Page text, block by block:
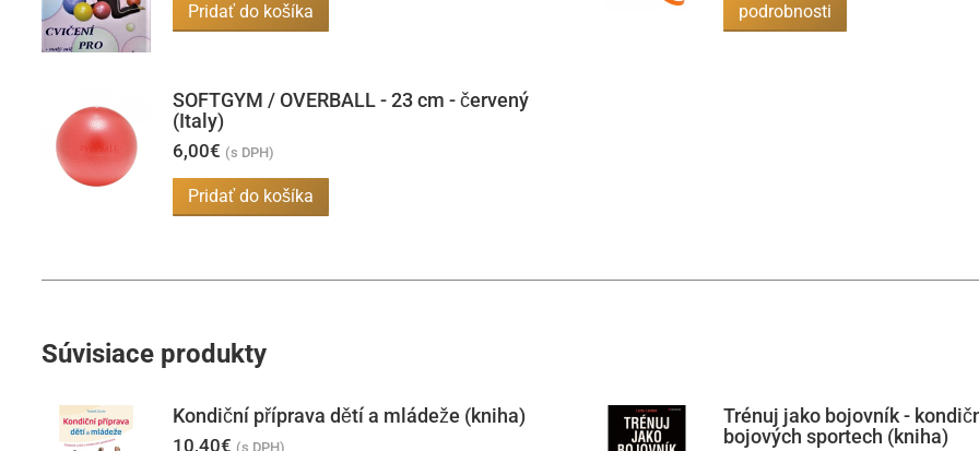
Pridať do košíka podrobnosti
SOFTGYM / OVERBALL - 23 cm - červený
(Italy)
6,00€ (s DPH)
Pridať do košíka
Súvisiace produkty
Kondiční příprava dětí a mládeže (kniha)
10,40€ (s DPH)
Trénuj jako bojovník -
bojových sportech (kniha)